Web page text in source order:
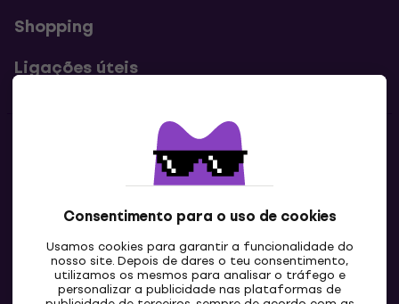
Consentimento para o uso de cookies
Usamos cookies para garantir a funcionalidade do
nosso site. Depois de dares o teu consentimento,
utilizamos os mesmos para analisar o tráfego e
personalizar a publicidade nas plataformas de
Shopping
Ligações úteis
Contatos
Contacta-nos